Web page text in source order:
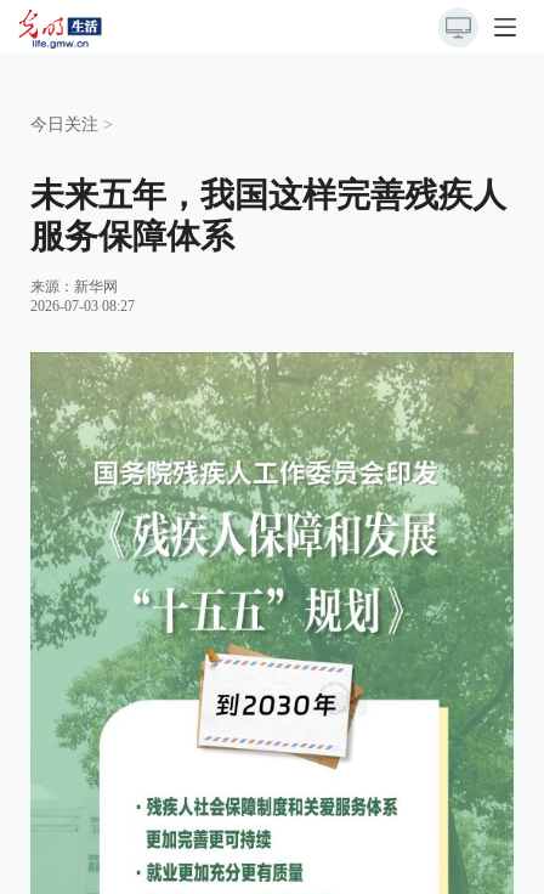
今日关注 >
未来五年，我国这样完善残疾人
服务保障体系
来源： 新华网
2026-07-03 08:27